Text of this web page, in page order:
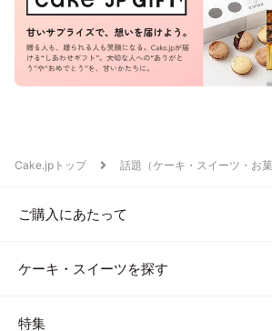
Cake.jpトップ 話題（ケーキ・スイーツ・お菓
ご購入にあたって
ケーキ・スイーツを探す
特集